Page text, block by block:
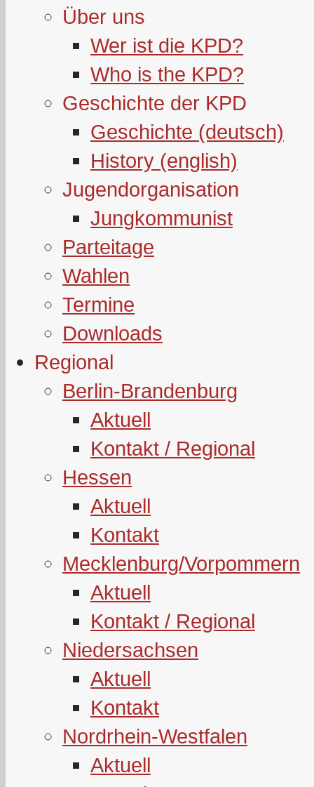
Über uns
Wer ist die KPD?
Who is the KPD?
Geschichte der KPD
Geschichte (deutsch)
History (english)
Jugendorganisation
Jungkommunist
Parteitage
Wahlen
Termine
Downloads
Regional
Berlin-Brandenburg
Aktuell
Kontakt / Regional
Hessen
Aktuell
Kontakt
Mecklenburg/Vorpommern
Aktuell
Kontakt / Regional
Niedersachsen
Aktuell
Kontakt
Nordrhein-Westfalen
Aktuell